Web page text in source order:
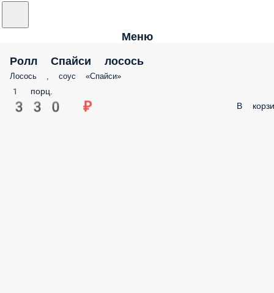
Меню
Ролл Спайси лосось
Лосось , соус «Спайси»
1 порц.
330 ₽ В